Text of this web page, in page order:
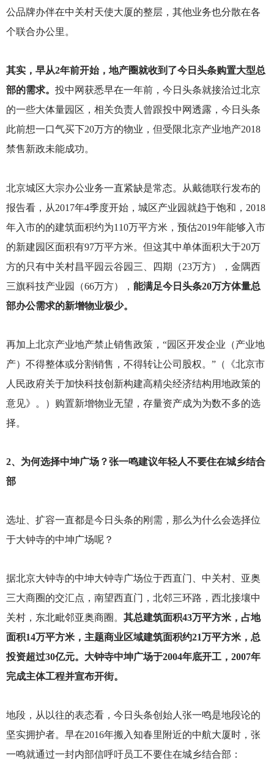
公品牌办伴在中关村天使大厦的整层，其他业务也分散在各
个联合办公里。
其实，早从2年前开始，地产圈就收到了今日头条购置大型总
部的需求。 投中网获悉早在一年前，今日头条就接洽过北京
的一些大体量园区，相关负责人曾跟投中网透露，今日头条
此前想一口气买下20万方的物业，但受限北京产业地产2018
禁售新政未能成功。
北京城区大宗办公业务一直紧缺是常态。从戴德联行发布的
报告看，从2017年4季度开始，城区产业园就趋于饱和，2018
年入市的的建筑面积约为110万平方米，预估2019年能够入市
的新建园区面积有97万平方米。但这其中单体面积大于20万
方的只有中关村昌平园云谷园三、四期（23万方），金隅西
三旗科技产业园（66万方）， 能满足今日头条20万方体量总
部办公需求的新增物业极少。
再加上北京产业地产禁止销售政策，“园区开发企业（产业地
产）不得整体或分割销售，不得转让公司股权。”（《北京市
人民政府关于加快科技创新构建高精尖经济结构用地政策的
意见》。）购置新增物业无望，存量资产成为为数不多的选
择。
2、为何选择中坤广场？张一鸣建议年轻人不要住在城乡结合
部
选址、扩容一直都是今日头条的刚需，那么为什么会选择位
于大钟寺的中坤广场呢？
据北京大钟寺的中坤大钟寺广场位于西直门、中关村、亚奥
三大商圈的交汇点，南望西直门，北邻三环路，西北接壤中
关村，东北毗邻亚奥商圈。 其总建筑面积43万平方米，占地
面积14万平方米，主题商业区域建筑面积约21万平方米，总
投资超过30亿元。大钟寺中坤广场于2004年底开工，2007年
完成主体工程并宣布开街。
地段，从以往的表态看，今日头条创始人张一鸣是地段论的
坚实拥护者。早在2016年搬入知春里附近的中航大厦时，张
一鸣就通过一封内部信呼吁员工不要住在城乡结合部：